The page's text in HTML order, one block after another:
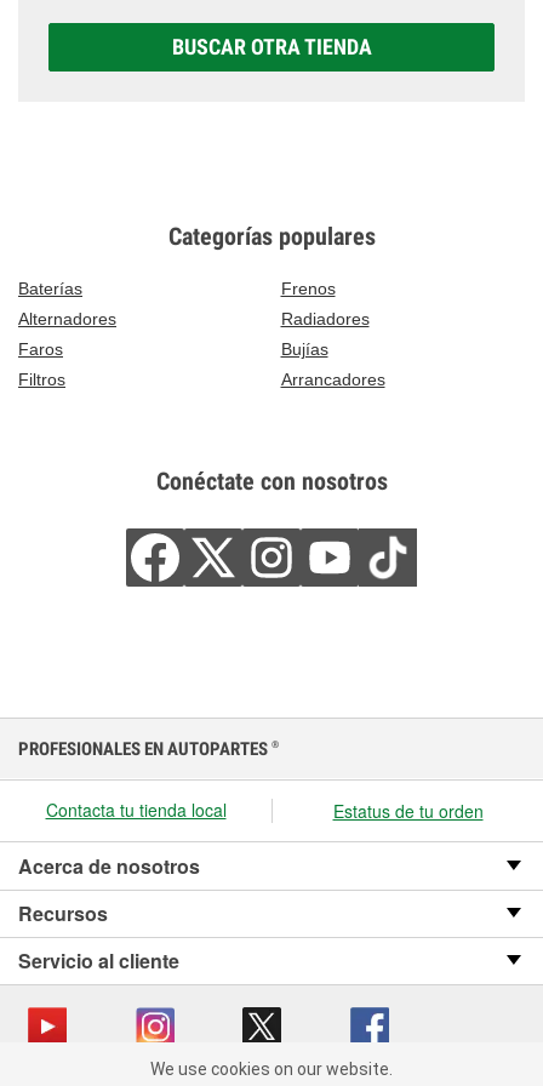
BUSCAR OTRA TIENDA
Categorías populares
Baterías
Frenos
Alternadores
Radiadores
Faros
Bujías
Filtros
Arrancadores
Conéctate con nosotros
We use cookies on our website. By clicking "Accept", you consent
PROFESIONALES EN AUTOPARTES ®
Contacta tu tienda local Estatus de tu orden
Acerca de nosotros
Recursos
Servicio al cliente
We use cookies on our website.